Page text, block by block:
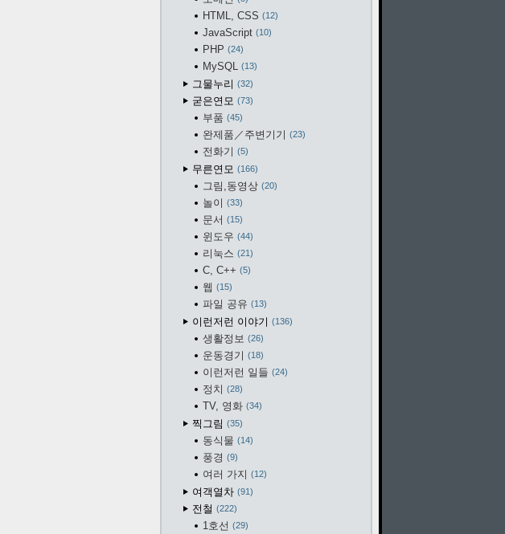
HTML, CSS 12
JavaScript 10
PHP 24
MySQL 13
그물누리 32
굳은연모 73
부품 45
완제품／주변기기 23
전화기 5
무른연모 166
그림,동영상 20
놀이 33
문서 15
윈도우 44
리눅스 21
C, C++ 5
웹 15
파일 공유 13
이런저런 이야기 136
생활정보 26
운동경기 18
이런저런 일들 24
정치 28
TV, 영화 34
찍그림 35
동식물 14
풍경 9
여러 가지 12
여객열차 91
전철 222
1호선 29